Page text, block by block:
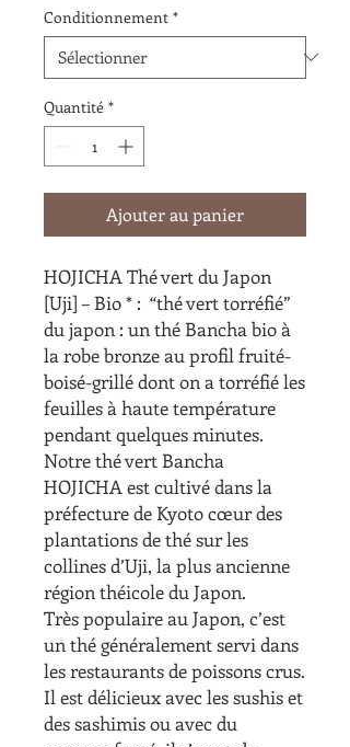
Conditionnement *
Quantité *
Ajouter au panier
HOJICHA Thé vert du Japon
[Uji] – Bio * : “thé vert torréfié”
du japon : un thé Bancha bio à
la robe bronze au profil fruité-
boisé-grillé dont on a torréfié les
feuilles à haute température
pendant quelques minutes.
Notre thé vert Bancha
HOJICHA est cultivé dans la
préfecture de Kyoto cœur des
plantations de thé sur les
collines d’Uji, la plus ancienne
région théicole du Japon.
Très populaire au Japon, c’est
un thé généralement servi dans
les restaurants de poissons crus.
Il est délicieux avec les sushis et
des sashimis ou avec du